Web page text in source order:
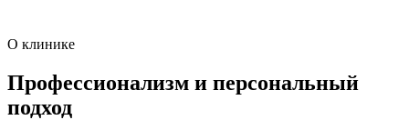
О клинике
Профессионализм и персональный
подход